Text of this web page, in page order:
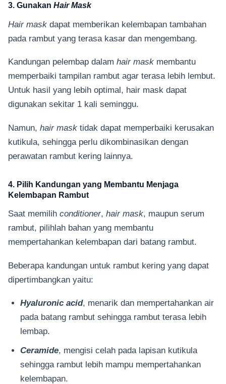
3. Gunakan Hair Mask
Hair mask dapat memberikan kelembapan tambahan
pada rambut yang terasa kasar dan mengembang.
Kandungan pelembap dalam hair mask membantu
memperbaiki tampilan rambut agar terasa lebih lembut.
Untuk hasil yang lebih optimal, hair mask dapat
digunakan sekitar 1 kali seminggu.
Namun, hair mask tidak dapat memperbaiki kerusakan
kutikula, sehingga perlu dikombinasikan dengan
perawatan rambut kering lainnya.
4. Pilih Kandungan yang Membantu Menjaga
Kelembapan Rambut
Saat memilih conditioner, hair mask, maupun serum
rambut, pilihlah bahan yang membantu
mempertahankan kelembapan dari batang rambut.
Beberapa kandungan untuk rambut kering yang dapat
dipertimbangkan yaitu:
Hyaluronic acid, menarik dan mempertahankan air
pada batang rambut sehingga rambut terasa lebih
lembap.
Ceramide, mengisi celah pada lapisan kutikula
sehingga rambut lebih mampu mempertahankan
kelembapan.